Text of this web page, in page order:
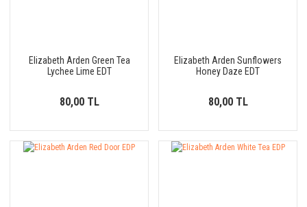
Elizabeth Arden Green Tea
Lychee Lime EDT
80,00 TL
Elizabeth Arden Sunflowers
Honey Daze EDT
80,00 TL